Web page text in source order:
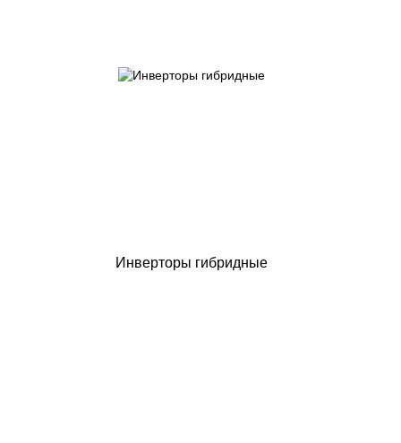
Инверторы гибридные